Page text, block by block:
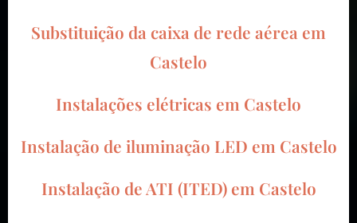
Substituição da caixa de rede aérea em
Castelo
Instalações elétricas em Castelo
Instalação de iluminação LED em Castelo
Instalação de ATI (ITED) em Castelo